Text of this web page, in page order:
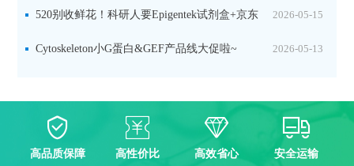
双赋能，下单即赠京东卡 2026-05-15
520别收鲜花！科研人要Epigentek试剂盒+京东
卡！ 2026-05-13
Cytoskeleton小G蛋白&GEF产品线大促啦~
高品质保障 高性价比 高效省心 安全运输